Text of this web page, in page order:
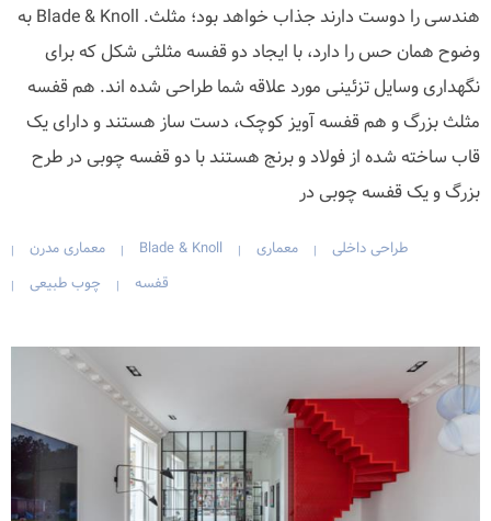
هندسی را دوست دارند جذاب خواهد بود؛ مثلث. Blade & Knoll به
وضوح همان حس را دارد، با ایجاد دو قفسه مثلثی شکل که برای
نگهداری وسایل تزئینی مورد علاقه شما طراحی شده اند. هم قفسه
مثلث بزرگ و هم قفسه آویز کوچک، دست ساز هستند و دارای یک
قاب ساخته شده از فولاد و برنج هستند با دو قفسه چوبی در طرح
بزرگ و یک قفسه چوبی در
طراحی داخلی | معماری |
Blade & Knoll
| معماری مدرن |
قفسه | چوب طبیعی |